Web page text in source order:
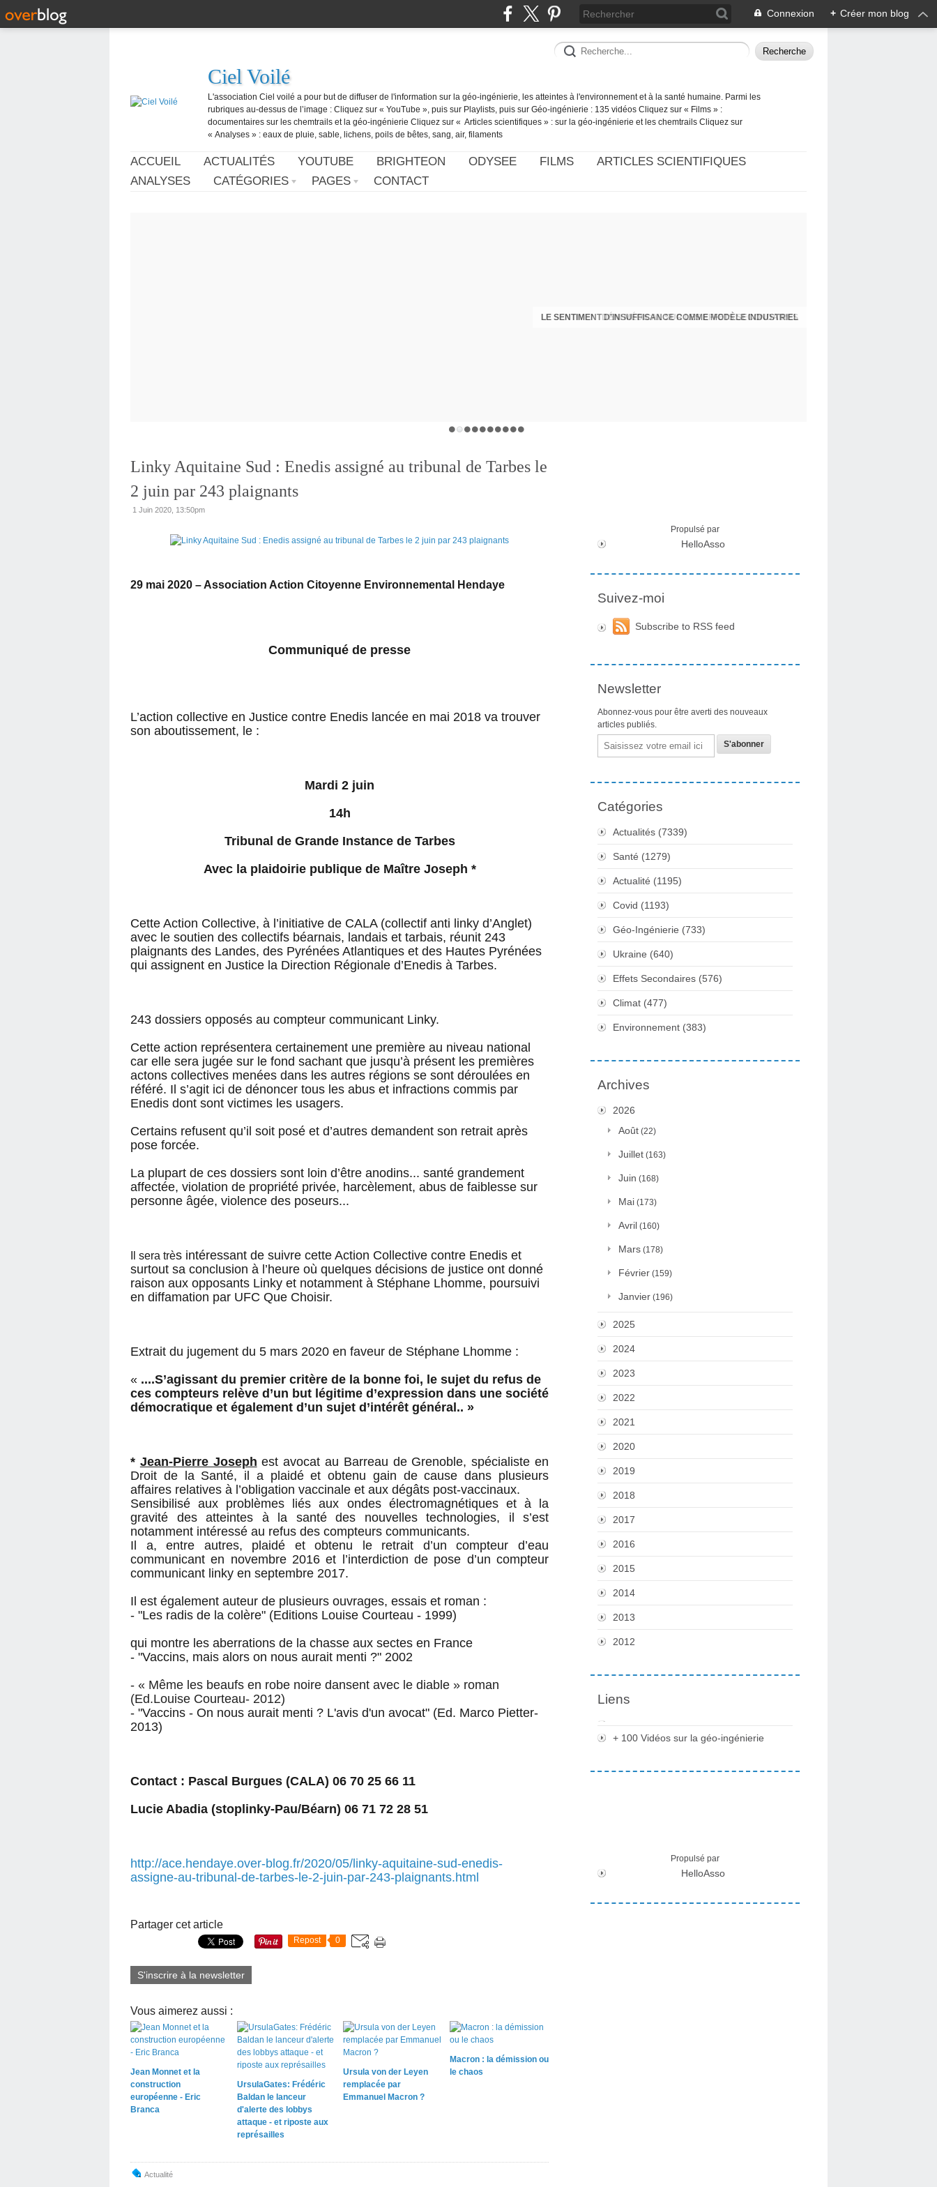
Connexion + Créer mon blog
Ciel Voilé
L'association Ciel voilé a pour but de diffuser de l'information sur la géo-ingénierie, les atteintes à l'environnement et à la santé humaine. Parmi les
rubriques au-dessus de l’image : Cliquez sur « YouTube », puis sur Playlists, puis sur Géo-ingénierie : 135 vidéos Cliquez sur « Films » :
documentaires sur les chemtrails et la géo-ingénierie Cliquez sur « Articles scientifiques » : sur la géo-ingénierie et les chemtrails Cliquez sur
« Analyses » : eaux de pluie, sable, lichens, poils de bêtes, sang, air, filaments
ACCUEIL ACTUALITÉS YOUTUBE BRIGHTEON ODYSEE FILMS
ARTICLES SCIENTIFIQUES
ANALYSES
CATÉGORIES PAGES CONTACT
LE SENTIMENT D'INSUFFISANCE COMME MODÈLE INDUSTRIEL
DÉNI MÉDICAL SUR LES EFFETS SECONDAIRES
Linky Aquitaine Sud : Enedis assigné au tribunal de Tarbes le
2 juin par 243 plaignants
1 Juin 2020, 13:50pm
29 mai 2020 – Association Action Citoyenne Environnemental Hendaye
Communiqué de presse
L’action collective en Justice contre Enedis lancée en mai 2018 va trouver
son aboutissement, le :
Mardi 2 juin
14h
Tribunal de Grande Instance de Tarbes
Avec la plaidoirie publique de Maître Joseph *
Cette Action Collective, à l’initiative de CALA (collectif anti linky d’Anglet)
avec le soutien des collectifs béarnais, landais et tarbais, réunit 243
plaignants des Landes, des Pyrénées Atlantiques et des Hautes Pyrénées
qui assignent en Justice la Direction Régionale d’Enedis à Tarbes.
243 dossiers opposés au compteur communicant Linky.
Cette action représentera certainement une première au niveau national
car elle sera jugée sur le fond sachant que jusqu’à présent les premières
actons collectives menées dans les autres régions se sont déroulées en
référé. Il s’agit ici de dénoncer tous les abus et infractions commis par
Enedis dont sont victimes les usagers.
Certains refusent qu’il soit posé et d’autres demandent son retrait après
pose forcée.
La plupart de ces dossiers sont loin d’être anodins... santé grandement
affectée, violation de propriété privée, harcèlement, abus de faiblesse sur
personne âgée, violence des poseurs...
Il sera très intéressant de suivre cette Action Collective contre Enedis et
surtout sa conclusion à l’heure où quelques décisions de justice ont donné
raison aux opposants Linky et notamment à Stéphane Lhomme, poursuivi
en diffamation par UFC Que Choisir.
Extrait du jugement du 5 mars 2020 en faveur de Stéphane Lhomme :
« ....S’agissant du premier critère de la bonne foi, le sujet du refus de
ces compteurs relève d’un but légitime d’expression dans une société
démocratique et également d’un sujet d’intérêt général.. »
* Jean-Pierre Joseph est avocat au Barreau de Grenoble, spécialiste en
Droit de la Santé, il a plaidé et obtenu gain de cause dans plusieurs
affaires relatives à l’obligation vaccinale et aux dégâts post-vaccinaux.
Sensibilisé aux problèmes liés aux ondes électromagnétiques et à la
gravité des atteintes à la santé des nouvelles technologies, il s’est
notamment intéressé au refus des compteurs communicants.
Il a, entre autres, plaidé et obtenu le retrait d’un compteur d’eau
communicant en novembre 2016 et l’interdiction de pose d’un compteur
communicant linky en septembre 2017.
Il est également auteur de plusieurs ouvrages, essais et roman :
- "Les radis de la colère" (Editions Louise Courteau - 1999)
qui montre les aberrations de la chasse aux sectes en France
- "Vaccins, mais alors on nous aurait menti ?" 2002
- « Même les beaufs en robe noire dansent avec le diable » roman
(Ed.Louise Courteau- 2012)
- "Vaccins - On nous aurait menti ? L'avis d'un avocat" (Ed. Marco Pietter-
2013)
Contact : Pascal Burgues (CALA) 06 70 25 66 11
Lucie Abadia (stoplinky-Pau/Béarn) 06 71 72 28 51
http://ace.hendaye.over-blog.fr/2020/05/linky-aquitaine-sud-enedis-
assigne-au-tribunal-de-tarbes-le-2-juin-par-243-plaignants.html
Partager cet article
Repost 0
S'inscrire à la newsletter
Vous aimerez aussi :
Jean Monnet et la
construction
européenne - Eric
Branca
UrsulaGates: Frédéric
Baldan le lanceur
d'alerte des lobbys
attaque - et riposte aux
représailles
Ursula von der Leyen
remplacée par
Emmanuel Macron ?
Macron : la démission ou
le chaos
Actualité
Propulsé par
HelloAsso
Suivez-moi
Subscribe to RSS feed
Newsletter
Abonnez-vous pour être averti des nouveaux
articles publiés.
Email
Catégories
Actualités (7339)
Santé (1279)
Actualité (1195)
Covid (1193)
Géo-Ingénierie (733)
Ukraine (640)
Effets Secondaires (576)
Climat (477)
Environnement (383)
Archives
2026
Août (22)
Juillet (163)
Juin (168)
Mai (173)
Avril (160)
Mars (178)
Février (159)
Janvier (196)
2025
2024
2023
2022
2021
2020
2019
2018
2017
2016
2015
2014
2013
2012
Liens
+ 100 Vidéos sur la géo-ingénierie
Propulsé par
HelloAsso